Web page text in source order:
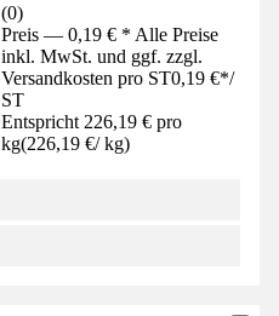
(0)
Preis — 0,19 € * Alle Preise
inkl. MwSt. und ggf. zzgl.
Versandkosten pro ST0,19 €*/
ST
Entspricht 226,19 € pro
kg(226,19 €/ kg)